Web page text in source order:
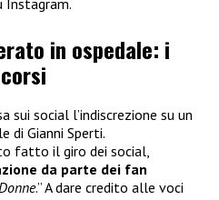
in ospedale: i
sui social l’indiscrezione su un
di Gianni Sperti.
fatto il giro dei social,
da parte dei fan
.” A dare credito alle voci